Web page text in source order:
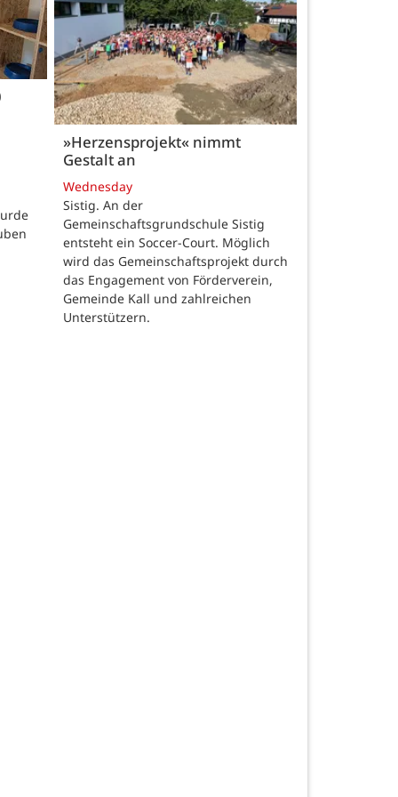
»Herzensprojekt« nimmt
Gestalt an
Wednesday
Sistig. An der
Gemeinschaftsgrundschule Sistig
entsteht ein Soccer-Court. Möglich
wird das Gemeinschaftsprojekt durch
das Engagement von Förderverein,
Gemeinde Kall und zahlreichen
Unterstützern.